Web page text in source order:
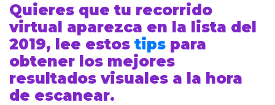
Quieres que tu recorrido
virtual aparezca en la lista del
2019, lee estos tips para
obtener los mejores
resultados visuales a la hora
de escanear.